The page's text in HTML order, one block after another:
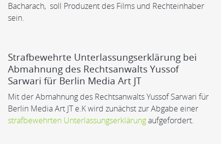
Bacharach, soll Produzent des Films und Rechteinhaber
sein.
Strafbewehrte Unterlassungserklärung bei
Abmahnung des Rechtsanwalts Yussof
Sarwari für Berlin Media Art JT
Mit der Abmahnung des Rechtsanwalts Yussof Sarwari für
Berlin Media Art JT e.K wird zunächst zur Abgabe einer
strafbewehrten Unterlassungserklärungaufgefordert.